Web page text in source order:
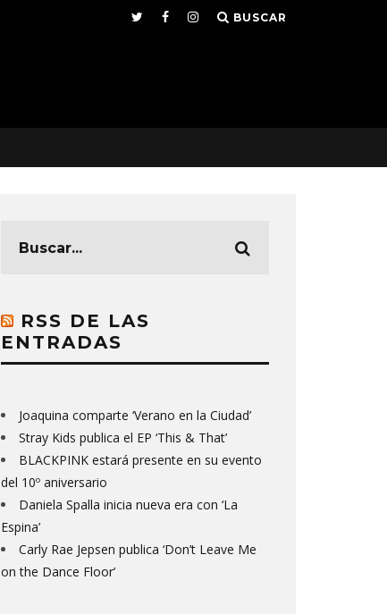
BUSCAR
RSS DE LAS
ENTRADAS
Joaquina comparte ‘Verano en la Ciudad’
Stray Kids publica el EP ‘This & That’
BLACKPINK estará presente en su evento
del 10º aniversario
Daniela Spalla inicia nueva era con ‘La
Espina’
Carly Rae Jepsen publica ‘Don’t Leave Me
on the Dance Floor’